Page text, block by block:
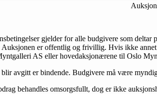
gjelder for alle budgivere som
Auksjonen er offentlig og frivillig. Hvis ikke
AS eller hovedaksjonærene til Oslo
avgitt er bindende. Budgivere må være
behandles omsorgsfullt, dog er ikke